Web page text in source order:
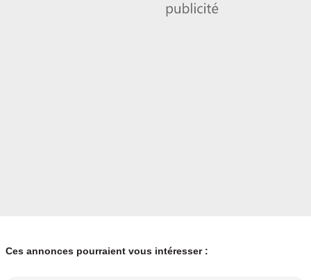
Ces annonces pourraient vous intéresser :